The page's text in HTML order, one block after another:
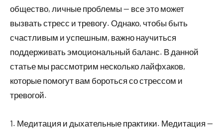
общество, личные проблемы — все это может
вызвать стресс и тревогу. Однако, чтобы быть
счастливым и успешным, важно научиться
поддерживать эмоциональный баланс. В данной
статье мы рассмотрим несколько лайфхаков,
которые помогут вам бороться со стрессом и
тревогой.
1. Медитация и дыхательные практики. Медитация —